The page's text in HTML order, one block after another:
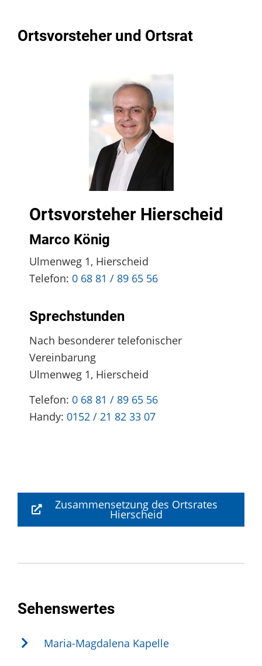
Ortsvorsteher und Ortsrat
Ortsvorsteher Hierscheid
Marco König
Ulmenweg 1, Hierscheid
Telefon: 0 68 81 / 89 65 56
Sprechstunden
Nach besonderer telefonischer
Vereinbarung
Ulmenweg 1, Hierscheid
Telefon: 0 68 81 / 89 65 56
Handy: 0152 / 21 82 33 07
Zusammensetzung des Ortsrates
Hierscheid
Sehenswertes
Maria-Magdalena Kapelle